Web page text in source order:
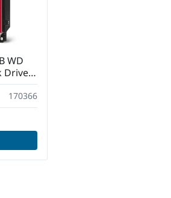
170366
WD
Drive